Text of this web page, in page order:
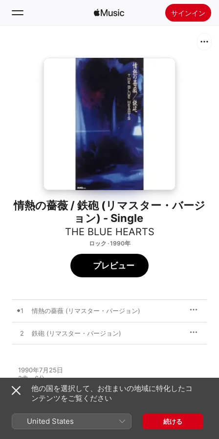
サインイン
Apple Musicをインストール
情熱の薔薇 / 鉄砲 (リマスター・バージ
ョン) - Single
THE BLUE HEARTS
ロック · 1990年
プレビュー
1 情熱の薔薇 (リマスター・バージョン)
2 鉄砲 (リマスター・バージョン)
1990年7月25日
2曲、6分
℗ 1990 east west japan Inc.
他の国を選択して、お住まいの地域に特化したコ
ンテンツをご覧ください
United States 続ける